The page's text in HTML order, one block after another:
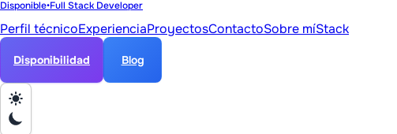
Disponible•Full Stack Developer
Perfil técnicoExperienciaProyectosContactoSobre míStack
Disponibilidad Blog